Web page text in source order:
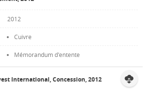
2012
Cuivre
Mémorandum d'entente
International, Concession, 2012